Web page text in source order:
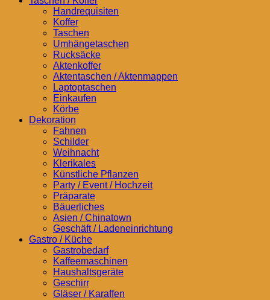
Handrequisiten
Koffer
Taschen
Umhängetaschen
Rucksäcke
Aktenkoffer
Aktentaschen / Aktenmappen
Laptoptaschen
Einkaufen
Körbe
Dekoration
Fahnen
Schilder
Weihnacht
Klerikales
Künstliche Pflanzen
Party / Event / Hochzeit
Präparate
Bäuerliches
Asien / Chinatown
Geschäft / Ladeneinrichtung
Gastro / Küche
Gastrobedarf
Kaffeemaschinen
Haushaltsgeräte
Geschirr
Gläser / Karaffen